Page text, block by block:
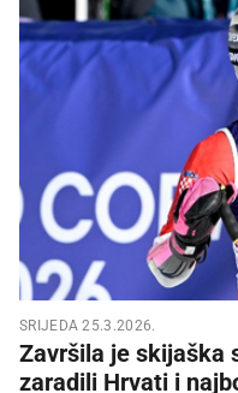
SRIJEDA 25.3.2026.
Završila je skijaška
zaradili Hrvati i